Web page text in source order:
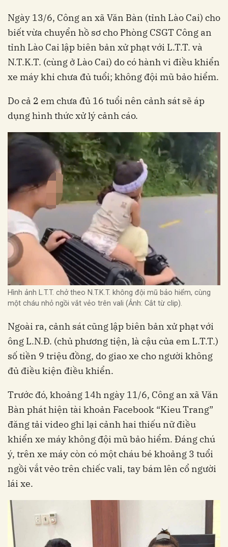
Ngày 13/6, Công an xã Văn Bàn (tỉnh Lào Cai) cho
biết vừa chuyển hồ sơ cho Phòng CSGT Công an
tỉnh Lào Cai lập biên bản xử phạt với L.T.T. và
N.T.K.T. (cùng ở Lào Cai) do có hành vi điều khiển
xe máy khi chưa đủ tuổi; không đội mũ bảo hiểm.
Do cả 2 em chưa đủ 16 tuổi nên cảnh sát sẽ áp
dụng hình thức xử lý cảnh cáo.
Hình ảnh L.T.T. chở theo N.T.K.T. không đội mũ bảo hiểm, cùng
một cháu nhỏ ngồi vắt vẻo trên vali (Ảnh: Cắt từ clip).
Ngoài ra, cảnh sát cũng lập biên bản xử phạt với
ông L.N.Đ. (chủ phương tiện, là cậu của em L.T.T.)
số tiền 9 triệu đồng, do giao xe cho người không
đủ điều kiện điều khiển.
Trước đó, khoảng 14h ngày 11/6, Công an xã Văn
Bàn phát hiện tài khoản Facebook “Kieu Trang”
đăng tải video ghi lại cảnh hai thiếu nữ điều
khiển xe máy không đội mũ bảo hiểm. Đáng chú
ý, trên xe máy còn có một cháu bé khoảng 3 tuổi
ngồi vắt vẻo trên chiếc vali, tay bám lên cổ người
lái xe.